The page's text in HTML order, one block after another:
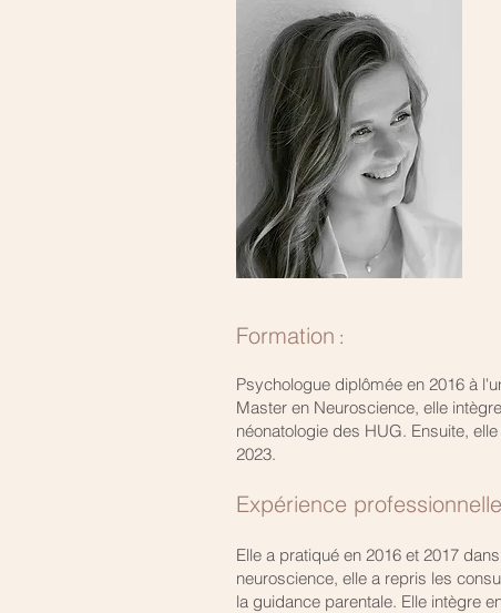
Formation :
Psychologue diplômée en 2016 à
Master en Neuroscience, elle
néonatologie des HUG. Ensuite,
2023.
Expérience
Elle a pratiqué en 2016 et 2017
neuroscience, elle a repris les
la guidance parentale. Elle intègre